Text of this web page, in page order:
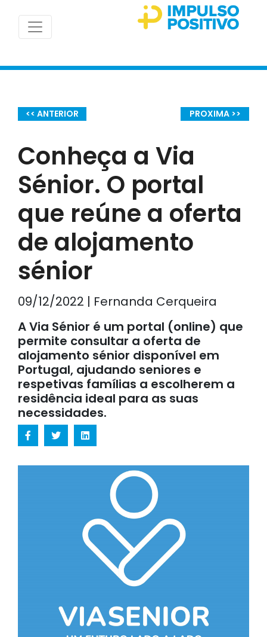
<< ANTERIOR PROXIMA >>
Conheça a Via
Sénior. O portal
que reúne a oferta
de alojamento
sénior
09/12/2022 | Fernanda Cerqueira
A Via Sénior é um portal (online) que
permite consultar a oferta de
alojamento sénior disponível em
Portugal, ajudando seniores e
respetivas famílias a escolherem a
residência ideal para as suas
necessidades.